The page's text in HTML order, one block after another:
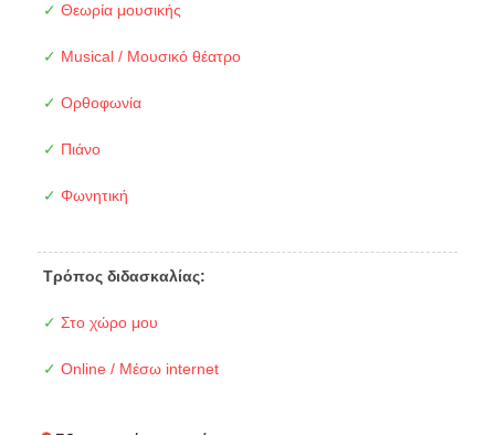
✓ Θεωρία μουσικής
✓ Musical / Μουσικό θέατρο
✓ Ορθοφωνία
✓ Πιάνο
✓ Φωνητική
Τρόπος διδασκαλίας:
✓ Στο χώρο μου
✓ Online / Μέσω internet